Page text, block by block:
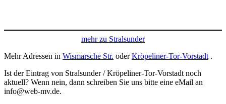
mehr zu Stralsunder
Mehr Adressen in Wismarsche Str. oderKröpeliner-Tor-Vorstadt .
Ist der Eintrag von Stralsunder / Kröpeliner-Tor-Vorstadt noch
aktuell? Wenn nein, dann schreiben Sie uns bitte eine eMail an
info@web-mv.de.